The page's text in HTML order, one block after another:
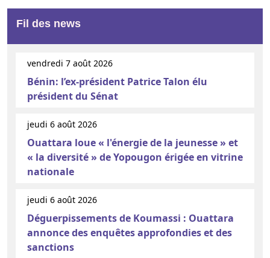
Fil des news
vendredi 7 août 2026
Bénin: l’ex-président Patrice Talon élu
président du Sénat
jeudi 6 août 2026
Ouattara loue « l'énergie de la jeunesse » et
« la diversité » de Yopougon érigée en vitrine
nationale
jeudi 6 août 2026
Déguerpissements de Koumassi : Ouattara
annonce des enquêtes approfondies et des
sanctions